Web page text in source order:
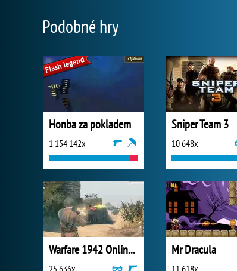
Podobné hry
Honba za pokladem
1 154 142x
Sniper Team 3
10 648x
Warfare 1942 Online Shooter
25 636x
Mr Dracula
11 618x